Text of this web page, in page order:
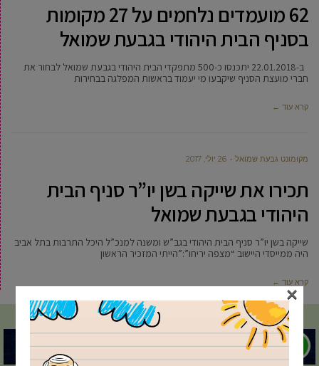
62 מועמדים נלחמים על 27 מקומות
בסניף הבית היהודי בגבעת שמואל
ב-22.01.2018 יתכנסו כ-500 מתפקדי הבית היהודי בגבעת שמואל לבחור את
חברי מועצת הסניף שיקבעו מי יעמוד בראשות המפלגה בבחירות
קרא עוד ←
מקומונט גבעת שמואל 26 יולי, 2017
תכירו את שייקה בשן יו”ר סניף הבית
היהודי בגבעת שמואל
שייקה בשן יו”ר סניף הבית היהודי בגב”ש ומשנה למנכ”ל היכל התרבות בתל אביב
היה ממייסדי היישוב “מצפה יריחו”:”הייתי המזכיר הראשון
קרא עוד ←
×